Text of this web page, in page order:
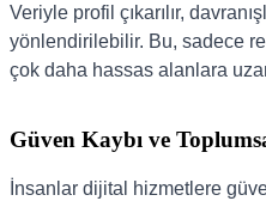
Veriyle profil çıkarılır,
yönlendirilebilir. Bu, sadece
çok daha hassas alanlara
Güven Kaybı ve
İnsanlar dijital hizmetlere